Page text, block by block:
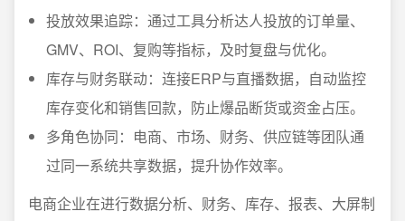
投放效果追踪：通过工具分析达人投放的订单量、
GMV、ROI、复购等指标，及时复盘与优化。
库存与财务联动：连接ERP与直播数据，自动监控
库存变化和销售回款，防止爆品断货或资金占压。
多角色协同：电商、市场、财务、供应链等团队通
过同一系统共享数据，提升协作效率。
电商企业在进行数据分析、财务、库存、报表、大屏制